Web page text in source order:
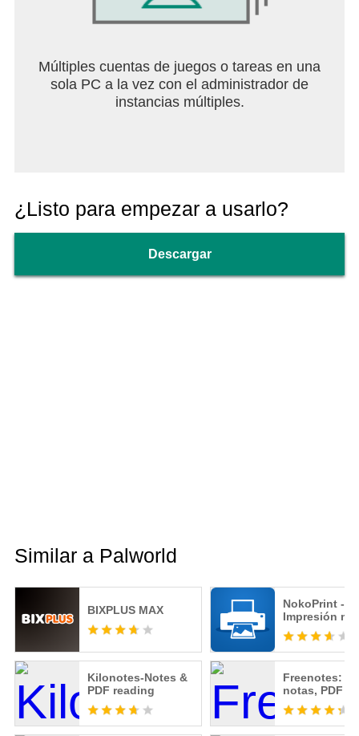
Múltiples cuentas de juegos o tareas en una
sola PC a la vez con el administrador de
instancias múltiples.
¿Listo para empezar a usarlo?
Descargar
Similar a Palworld
BIXPLUS MAX
NokoPrint -
Impresión
Kilonotes-Notes &
PDF reading
Freenotes:
notas, PDF